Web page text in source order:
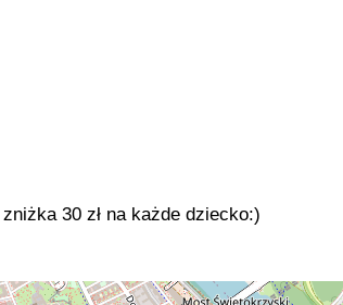
30 zł na każde dziecko:)